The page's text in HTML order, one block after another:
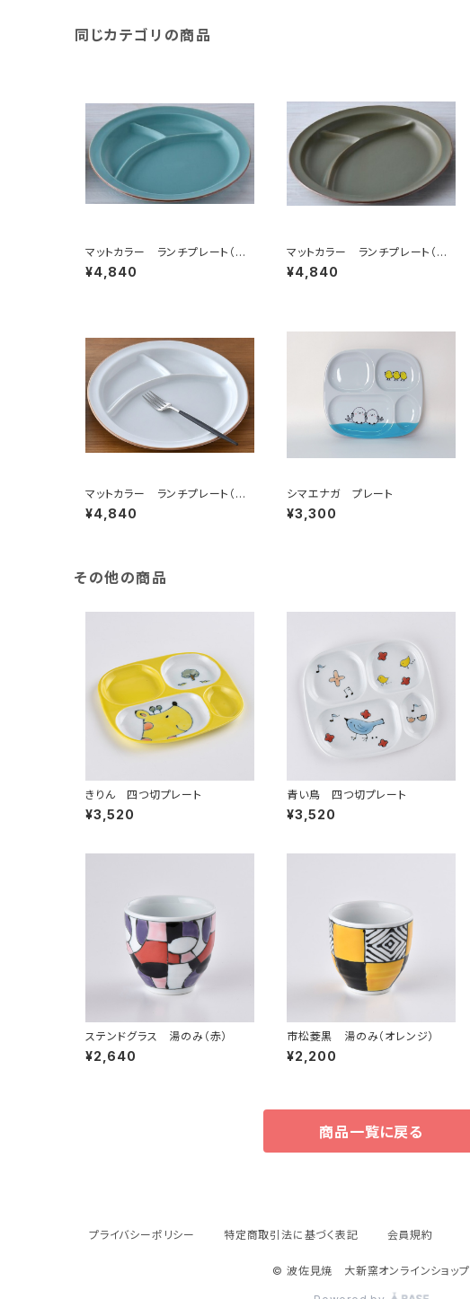
同じカテゴリの商品
マットカラー ランチプレート（青
磁）
¥4,840
マットカラー ランチプレート（カ
ーキ）
¥4,840
マットカラー ランチプレート（ホ
ワイト）
¥4,840
シマエナガ プレート
¥3,300
その他の商品
きりん 四つ切プレート
¥3,520
青い鳥 四つ切プレート
¥3,520
ステンドグラス 湯のみ（赤）
¥2,640
市松菱黒 湯のみ（オレンジ）
¥2,200
商品一覧に戻る
プライバシーポリシー 特定商取引法に基づく表記 会員規約
© 波佐見焼 大新窯オンラインショップ